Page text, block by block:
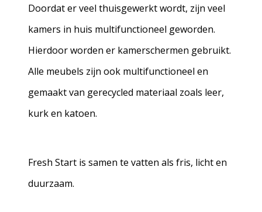
Doordat er veel thuisgewerkt wordt, zijn veel
kamers in huis multifunctioneel geworden.
Hierdoor worden er kamerschermen gebruikt.
Alle meubels zijn ook multifunctioneel en
gemaakt van gerecycled materiaal zoals leer,
kurk en katoen.
Fresh Start is samen te vatten als fris, licht en
duurzaam.